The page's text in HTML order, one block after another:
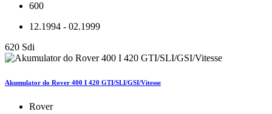
600
12.1994 - 02.1999
620 Sdi
Akumulator do Rover 400 I 420 GTI/SLI/GSI/Vitesse
Rover